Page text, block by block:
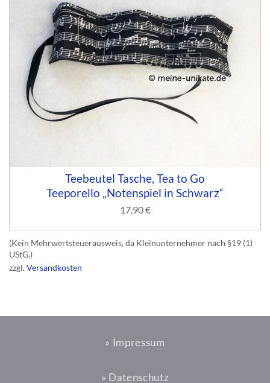
Teebeutel Tasche, Tea to Go
Teeporello „Notenspiel in Schwarz“
17,90€
(Kein Mehrwertsteuerausweis, da Kleinunternehmer nach §19 (1)
UStG.)
zzgl.Versandkosten
» Impressum
» Datenschutz